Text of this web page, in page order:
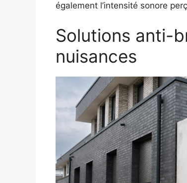
également l’intensité sonore
Solutions anti-
nuisances